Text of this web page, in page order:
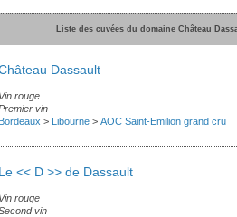
Liste des cuvées du domaine Château
Dassault
Vin rouge
vin
Bordeaux > Libourne > AOC Saint-Emilion grand cru
Le << D >> de Dassault
Vin rouge
vin